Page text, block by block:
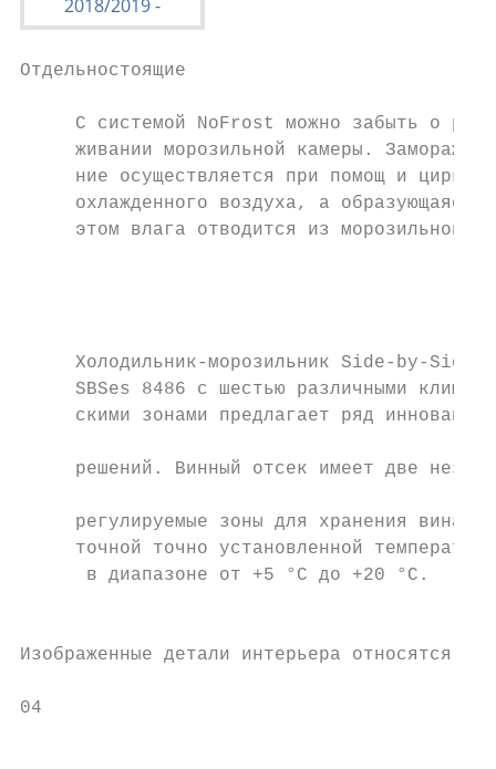
Отдельностоящие
С системой NoFrost можно забыть о
живании морозильной камеры.
ние осуществляется при помощ и
охлажденного воздуха, а образующаяся
этом влага отводится из морозильной
Холодильник-морозильник Side-by-Side
SBSes 8486 с шестью различными
скими зонами предлагает ряд
решений. Винный отсек имеет две
регулируемые зоны для хранения вина
­точной точно установленной
в диапазоне от +5 °C до +20 °C.
Изображенные детали интерьера относятся
04